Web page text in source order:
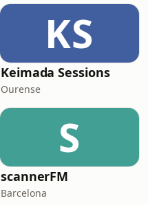
KS
Keimada Sessions
Ourense
S
scannerFM
Barcelona